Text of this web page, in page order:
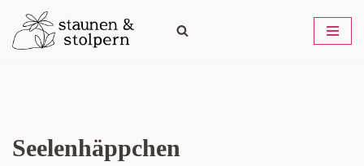
Zum
Seelenhäppchen